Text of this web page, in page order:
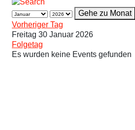
Gehe zu Monat
Vorheriger Tag
Freitag 30 Januar 2026
Folgetag
Es wurden keine Events gefunden